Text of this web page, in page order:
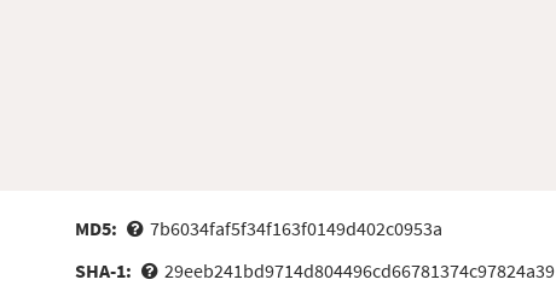
MD5:
7b6034faf5f34f163f0149d402c0953a
SHA-1:
29eeb241bd9714d804496cd66781374c97824a39